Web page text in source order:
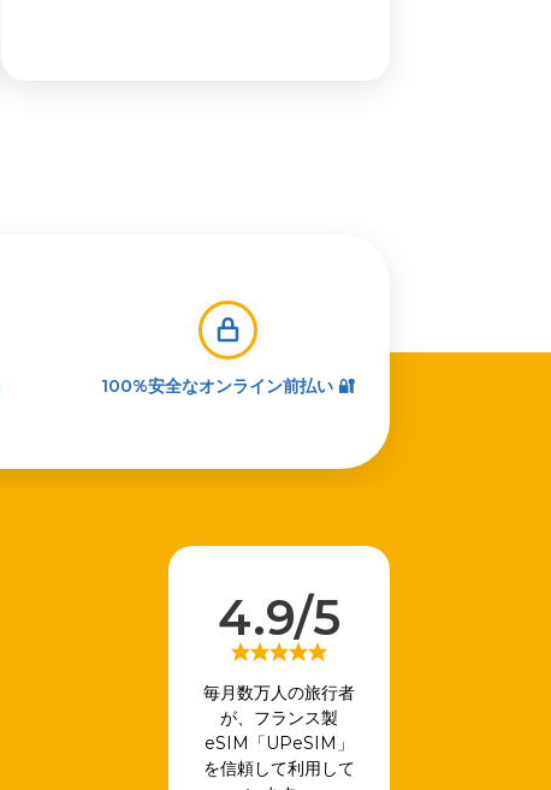
100%安全なオンライン前払い 🔐
4.9/5
毎月数万人の旅行者
が、フランス製
eSIM「UPeSIM」
を信頼して利用して